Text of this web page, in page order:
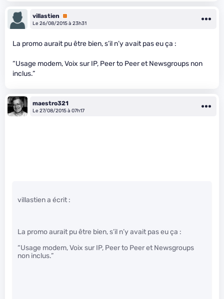
villastien
Premium
Le 26/08/2015 à 23h31
La promo aurait pu être bien, s’il n’y avait pas eu ça :
“Usage modem, Voix sur IP, Peer to Peer et Newsgroups non
inclus.”
maestro321
Le 27/08/2015 à 07h17
villastien a écrit :
La promo aurait pu être bien, s’il n’y avait pas eu ça :
“Usage modem, Voix sur IP, Peer to Peer et Newsgroups
non inclus.”